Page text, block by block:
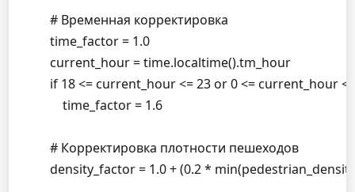
        # Временная корректировка
        time_factor = 1.0
        current_hour = time.localtime().tm_hour
if 18 <= current_hour <= 23 or 0 <= current_hour
            time_factor = 1.6
        # Корректировка плотности пешеходов
density_factor = 1.0 + (0.2 *